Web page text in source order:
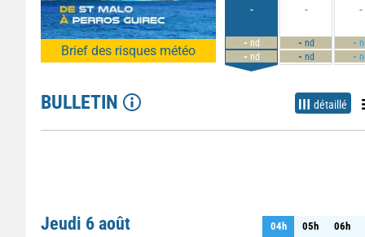
Brief des risques météo
-
- nd
- nd
-
-nd
-nd
-
-
-
BULLETIN détaillé
Jeudi 6 août 04h 05h 06h
04h 05h 06h